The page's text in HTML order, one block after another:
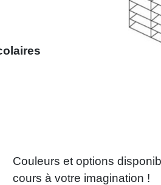
Couleurs et options
cours à votre imagination !